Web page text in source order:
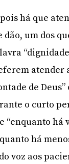
há que
dão, um dos
atender
de
o curto
“enquanto há
há
voz aos